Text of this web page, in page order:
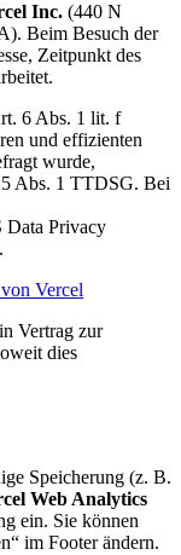
Inc. (440 N
Beim Besuch der
Zeitpunkt des
6 Abs. 1 lit. f
und effizienten
wurde,
Abs. 1 TTDSG. Bei
Data Privacy
Vercel
Vertrag zur
dies
Speicherung (z. B.
Web Analytics
ein. Sie können
im Footer ändern.